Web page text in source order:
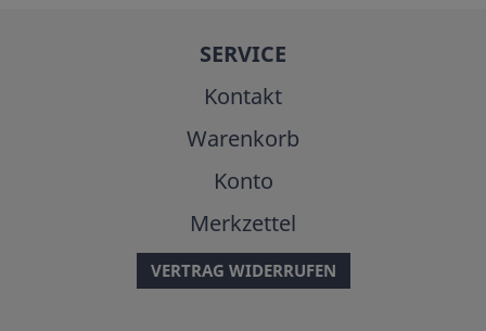
SERVICE
Kontakt
Warenkorb
Konto
Merkzettel
VERTRAG WIDERRUFEN